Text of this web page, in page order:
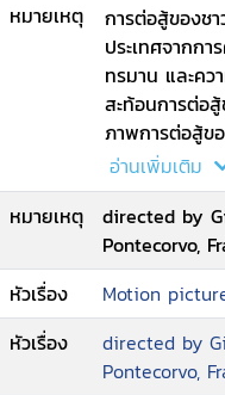
หมายเหตุ
การต่อสู้ของช
ประเทศจากก
ทรมาน และค
สะท้อนการต่อ
ภาพการต่อสู้ข
รับการกล่าวข
กาล
อ่านเพิ่มเติม
หมายเหตุ
directed by
Pontecorvo,
หัวเรื่อง
Motion
หัวเรื่อง
directed by
Pontecorvo,